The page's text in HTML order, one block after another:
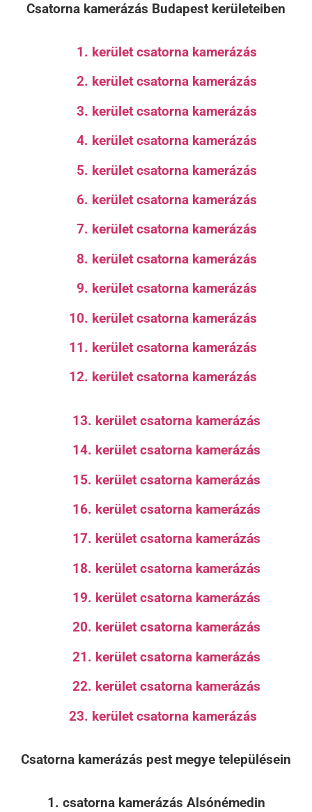
Csatorna kamerázás Budapest kerületeiben
1. kerület csatorna kamerázás
2. kerület csatorna kamerázás
3. kerület csatorna kamerázás
4. kerület csatorna kamerázás
5. kerület csatorna kamerázás
6. kerület csatorna kamerázás
7. kerület csatorna kamerázás
8. kerület csatorna kamerázás
9. kerület csatorna kamerázás
10. kerület csatorna kamerázás
11. kerület csatorna kamerázás
12. kerület csatorna kamerázás
13. kerület csatorna kamerázás
14. kerület csatorna kamerázás
15. kerület csatorna kamerázás
16. kerület csatorna kamerázás
17. kerület csatorna kamerázás
18. kerület csatorna kamerázás
19. kerület csatorna kamerázás
20. kerület csatorna kamerázás
21. kerület csatorna kamerázás
22. kerület csatorna kamerázás
23. kerület csatorna kamerázás
Csatorna kamerázás pest megye településein
1. csatorna kamerázás Alsónémedin